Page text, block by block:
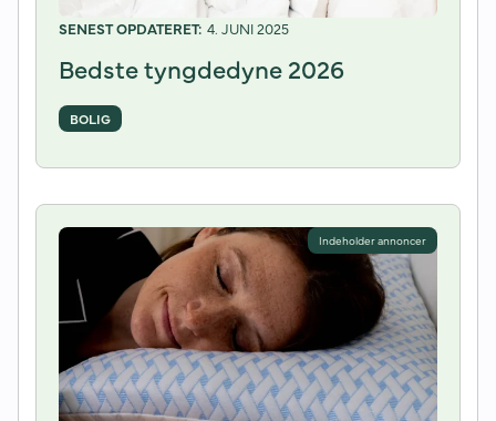
Bedste tyngdedyne 2026
4. JUNI 2025
BOLIG